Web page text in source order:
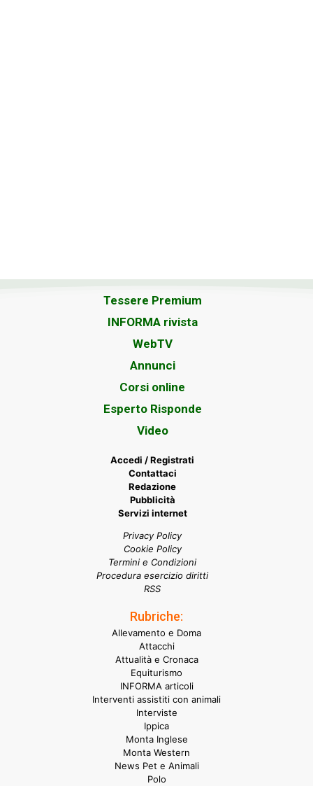
Tessere Premium
INFORMA rivista
WebTV
Annunci
Corsi online
Esperto Risponde
Video
Accedi / Registrati
Contattaci
Redazione
Pubblicità
Servizi internet
Privacy Policy
Cookie Policy
Termini e Condizioni
Procedura esercizio diritti
RSS
Rubriche:
Allevamento e Doma
Attacchi
Attualità e Cronaca
Equiturismo
INFORMA articoli
Interventi assistiti con animali
Interviste
Ippica
Monta Inglese
Monta Western
News Pet e Animali
Polo